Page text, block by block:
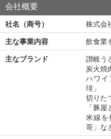
会社概要
社名（商号）
株式会
主な事業内容
飲食業
主なブランド
讃岐う
炭火焼
ハワイ
琲」
切りた
「豚屋
米線を
哥」な